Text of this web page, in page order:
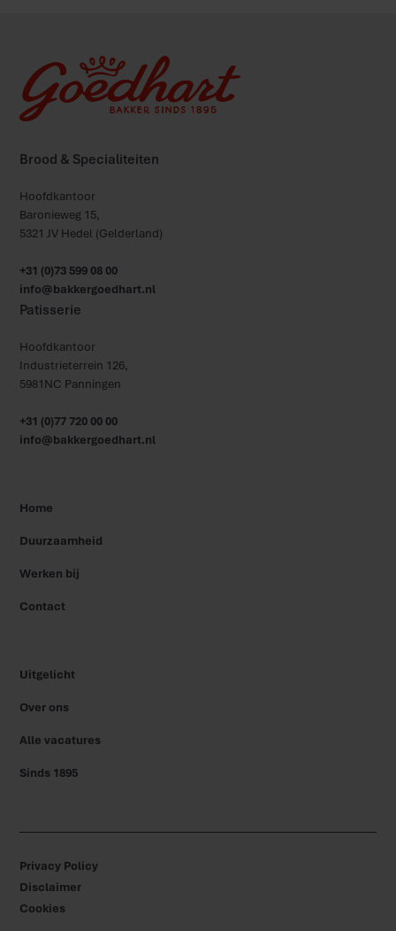
Brood & Specialiteiten
Hoofdkantoor
Baronieweg 15,
5321 JV Hedel (Gelderland)
+31 (0)73 599 08 00
info@bakkergoedhart.nl
Patisserie
Hoofdkantoor
Industrieterrein 126,
5981NC Panningen
+31 (0)77 720 00 00
info@bakkergoedhart.nl
Home
Duurzaamheid
Werken bij
Contact
Uitgelicht
Over ons
Alle vacatures
Sinds 1895
Privacy Policy
Disclaimer
Cookies